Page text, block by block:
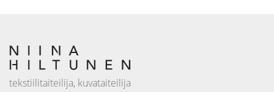
tekstiilitaiteilija, kuvataiteilija